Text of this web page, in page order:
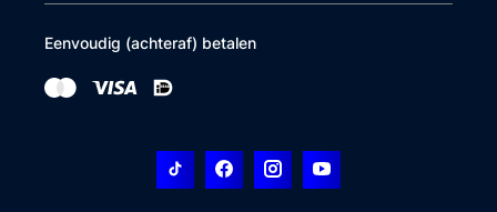
Eenvoudig (achteraf) betalen